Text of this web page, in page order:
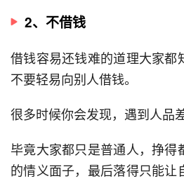
2、不借钱
借钱容易还钱难的道理大家
不要轻易向别人借钱。
很多时候你会发现，遇到人品
毕竟大家都只是普通人，挣
的情义面子，最后落得只能